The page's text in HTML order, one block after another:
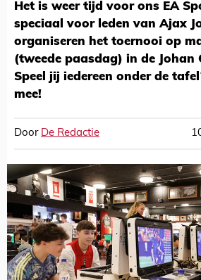
Het is weer tijd voor ons EA
speciaal voor leden van Ajax
organiseren het toernooi op
(tweede paasdag) in de Johan
Speel jij iedereen onder de
mee!
Door De Redactie